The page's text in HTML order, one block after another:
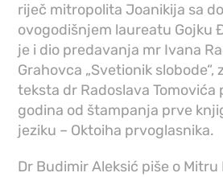
riječ mitropolita Joanikija sa
ovogodišnjem laureatu Gojku
je i dio predavanja mr Ivana
Grahovca „Svetionik
teksta dr Radoslava Tomovića
godina od štampanja prve
jeziku – Oktoiha prvoglasnika.
Dr Budimir Aleksić piše o Mitru